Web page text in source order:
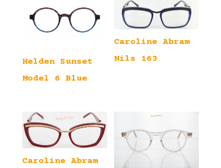
Helden Sunset
Model 6 Blue
Caroline Abram
Nils 163
Caroline Abram